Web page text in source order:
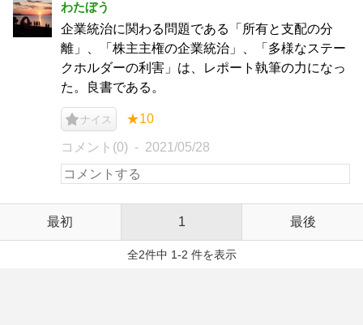
わたぼう
企業統治に関わる問題である「所有と支配の分
離」、「株主主権の企業統治」、「多様なステー
クホルダーの利害」は、レポート執筆の力になっ
た。良書である。
ナイス ★10
コメント(0) 2021/05/28
最初 1 最後
全2件中 1-2 件を表示